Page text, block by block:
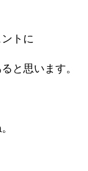
トに
と思います。